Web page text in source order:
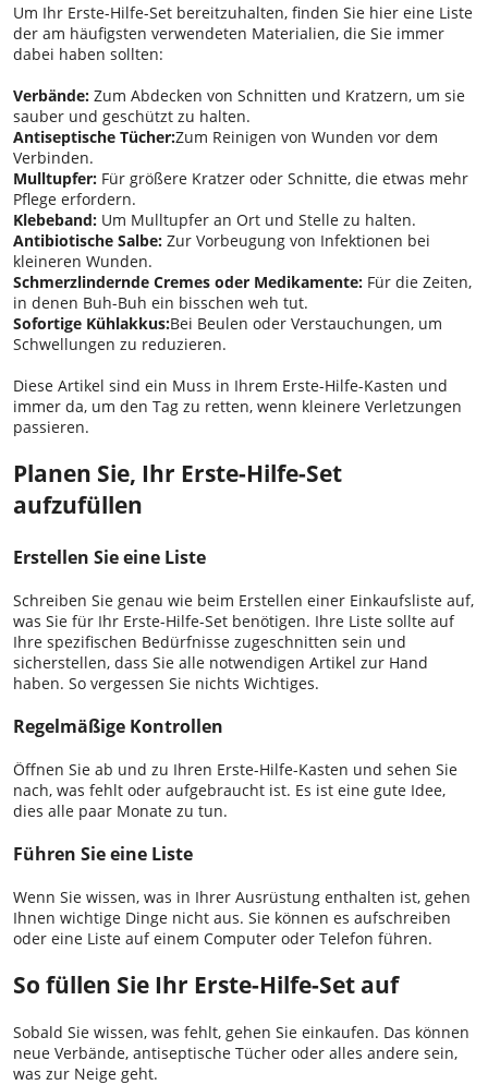
Um Ihr Erste-Hilfe-Set bereitzuhalten, finden Sie hier eine Liste
der am häufigsten verwendeten Materialien, die Sie immer
dabei haben sollten:
Verbände: Zum Abdecken von Schnitten und Kratzern, um sie
sauber und geschützt zu halten.
Antiseptische Tücher:Zum Reinigen von Wunden vor dem
Verbinden.
Mulltupfer: Für größere Kratzer oder Schnitte, die etwas mehr
Pflege erfordern.
Klebeband: Um Mulltupfer an Ort und Stelle zu halten.
Antibiotische Salbe: Zur Vorbeugung von Infektionen bei
kleineren Wunden.
Schmerzlindernde Cremes oder Medikamente: Für die Zeiten,
in denen Buh-Buh ein bisschen weh tut.
Sofortige Kühlakkus:Bei Beulen oder Verstauchungen, um
Schwellungen zu reduzieren.
Diese Artikel sind ein Muss in Ihrem Erste-Hilfe-Kasten und
immer da, um den Tag zu retten, wenn kleinere Verletzungen
passieren.
Planen Sie, Ihr Erste-Hilfe-Set
aufzufüllen
Erstellen Sie eine Liste
Schreiben Sie genau wie beim Erstellen einer Einkaufsliste auf,
was Sie für Ihr Erste-Hilfe-Set benötigen. Ihre Liste sollte auf
Ihre spezifischen Bedürfnisse zugeschnitten sein und
sicherstellen, dass Sie alle notwendigen Artikel zur Hand
haben. So vergessen Sie nichts Wichtiges.
Regelmäßige Kontrollen
Öffnen Sie ab und zu Ihren Erste-Hilfe-Kasten und sehen Sie
nach, was fehlt oder aufgebraucht ist. Es ist eine gute Idee,
dies alle paar Monate zu tun.
Führen Sie eine Liste
Wenn Sie wissen, was in Ihrer Ausrüstung enthalten ist, gehen
Ihnen wichtige Dinge nicht aus. Sie können es aufschreiben
oder eine Liste auf einem Computer oder Telefon führen.
So füllen Sie Ihr Erste-Hilfe-Set auf
Sobald Sie wissen, was fehlt, gehen Sie einkaufen. Das können
neue Verbände, antiseptische Tücher oder alles andere sein,
was zur Neige geht.